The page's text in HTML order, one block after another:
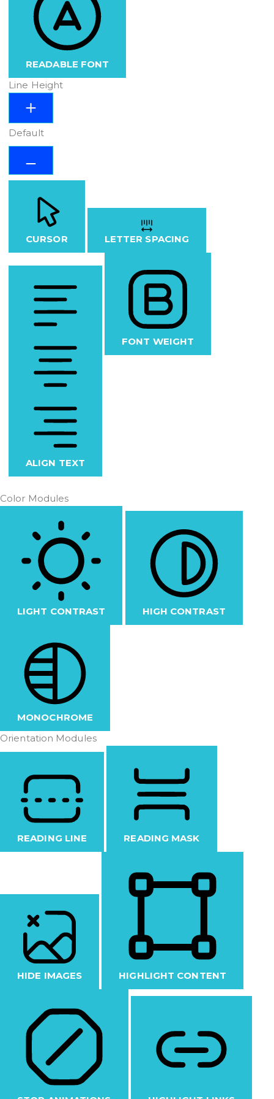
READABLE FONT
Line Height
Default
CURSOR LETTER SPACING
ALIGN TEXT
FONT WEIGHT
Color Modules
LIGHT CONTRAST HIGH CONTRAST
MONOCHROME
Orientation Modules
READING LINE READING MASK
HIDE IMAGES HIGHLIGHT CONTENT